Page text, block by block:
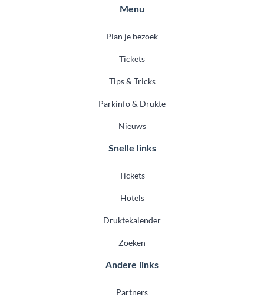
Menu
Plan je bezoek
Tickets
Tips & Tricks
Parkinfo & Drukte
Nieuws
Snelle links
Tickets
Hotels
Druktekalender
Zoeken
Andere links
Partners